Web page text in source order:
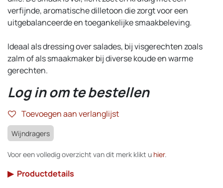
verfijnde, aromatische dilletoon die zorgt voor een
uitgebalanceerde en toegankelijke smaakbeleving.
Ideaal als dressing over salades, bij visgerechten zoals
zalm of als smaakmaker bij diverse koude en warme
gerechten.
Log in om te bestellen
Toevoegen aan verlanglijst
Wijndragers
Voor een volledig overzicht van dit merk klikt u hier.
▶ Productdetails